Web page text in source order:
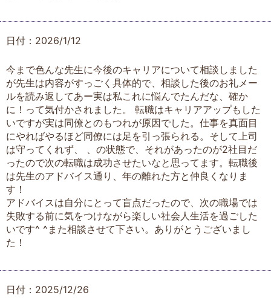
日付：2026/1/12
今まで色んな先生に今後のキャリアについて相談しました
が先生は内容がすっごく具体的で、相談した後のお礼メー
ルを読み返してあー実は私これに悩んでたんだな、確か
に！って気付かされました。 転職はキャリアアップもした
いですが実は同僚とのもつれが原因でした。仕事を真面目
にやればやるほど同僚には足を引っ張られる。そして上司
は守ってくれず、 、の状態で、それがあったのが2社目だ
ったので次の転職は成功させたいなと思ってます。転職後
は先生のアドバイス通り、年の離れた方と仲良くなりま
す！
アドバイスは自分にとって盲点だったので、次の職場では
失敗する前に気をつけながら楽しい社会人生活を過ごした
いです^ ^また相談させて下さい。ありがとうございまし
た！
日付：2025/12/26